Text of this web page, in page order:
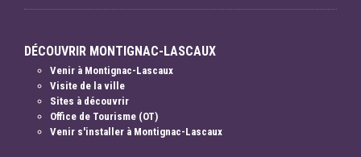
DÉCOUVRIR MONTIGNAC-LASCAUX
Venir à Montignac-Lascaux
Visite de la ville
Sites à découvrir
Office de Tourisme (OT)
Venir s'installer à Montignac-Lascaux